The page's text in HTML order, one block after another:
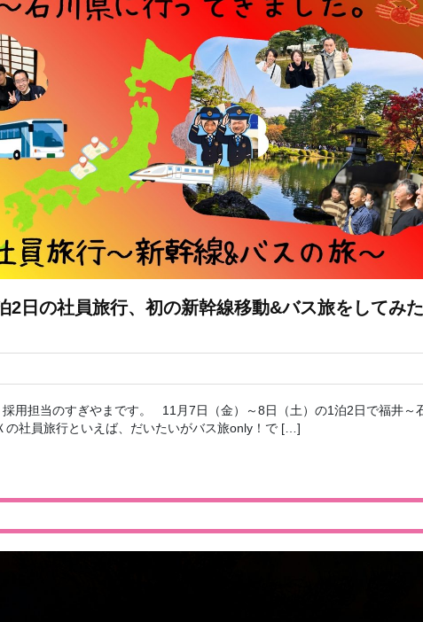
2日の社員旅行、初の新幹線移動&バス旅をしてみ
用担当のすぎやまです。 11月7日（金）～8日（土）の1泊2日で福井～
の社員旅行といえば、だいたいがバス旅only！で […]